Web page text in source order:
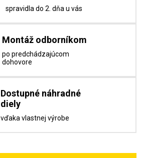
spravidla do 2. dňa u vás
Montáž odborníkom
po predchádzajúcom
dohovore
Dostupné náhradné
diely
vďaka vlastnej výrobe